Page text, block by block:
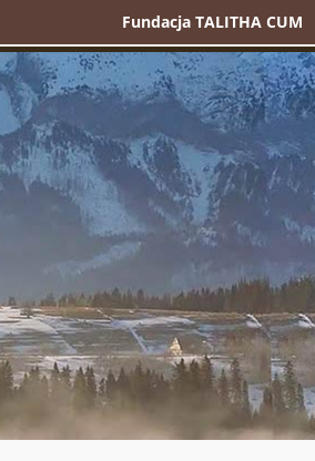
Fundacja TALITHA CUM